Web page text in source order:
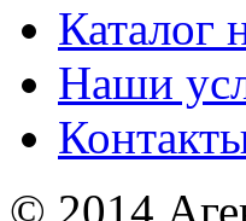
Каталог
Наши
© 2014